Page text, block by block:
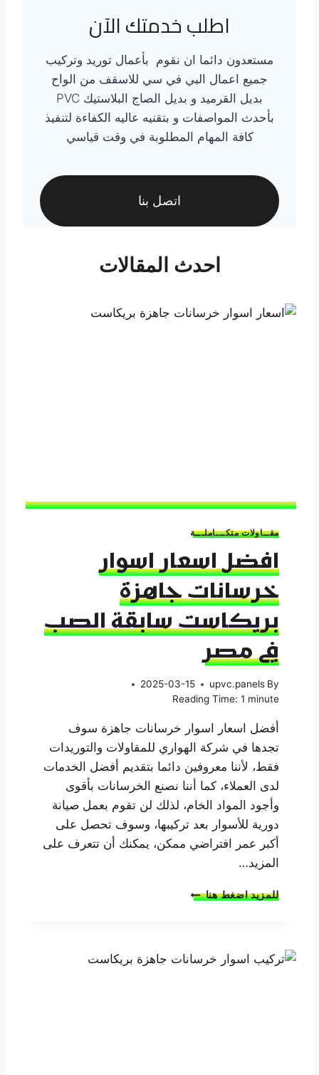
اطلب خدمتك الآن
مستعدون دائما ان نقوم بأعمال توريد وتركيب
جميع اعمال البي في سي للاسقف من الواح
بديل القرميد و بديل الصاج البلاستيك PVC
بأحدث المواصفات و بتقنيه عاليه الكفاءة لتنفيذ
كافة المهام المطلوبة في وقت قياسي
اتصل بنا
احدث المقالات
مقــاولات متكـــاملـــة
افضل اسعار اسوار
خرسانات جاهزة
بريكاست سابقة الصب
في مصر
By
upvc.panels
2025-03-15
Reading Time: 1 minute
أفضل اسعار اسوار خرسانات جاهزة سوف
تجدها في شركة الهواري للمقاولات والتوريدات
فقط، لأننا معروفين دائما بتقديم أفضل الخدمات
لدى العملاء، كما أننا نصنع الخرسانات بأقوى
وأجود المواد الخام، لذلك لن تقوم بعمل صيانة
دورية للأسوار بعد تركيبها، وسوف تحصل على
أكبر عمر افتراضي ممكن، يمكنك أن تتعرف على
المزيد…
للمزيد اضغط هناا
س